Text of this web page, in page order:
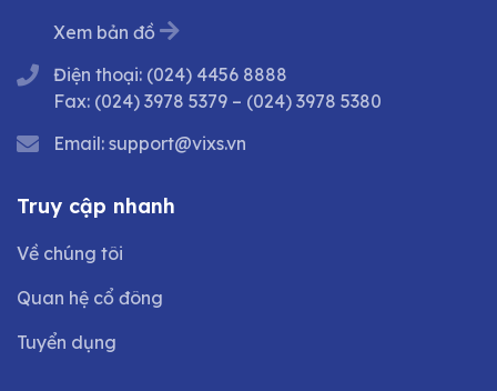
Xem bản đồ
Điện thoại: (024) 4456 8888
Fax: (024) 3978 5379 – (024) 3978 5380
Email: support@vixs.vn
Truy cập nhanh
Về chúng tôi
Quan hệ cổ đông
Tuyển dụng